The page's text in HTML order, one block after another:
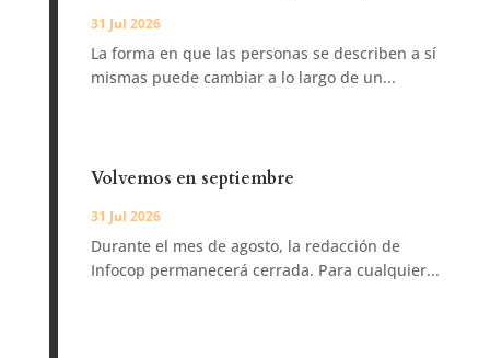
31 Jul 2026
La forma en que las personas se describen a sí
mismas puede cambiar a lo largo de un...
Volvemos en septiembre
31 Jul 2026
Durante el mes de agosto, la redacción de
Infocop permanecerá cerrada. Para cualquier...